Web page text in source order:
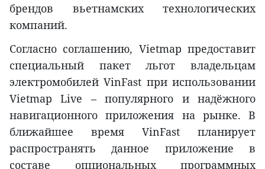
брендов вьетнамских технологических
компаний.
Согласно соглашению, Vietmap предоставит
специальный пакет льгот владельцам
электромобилей VinFast при использовании
Vietmap Live – популярного и надёжного
навигационного приложения на рынке. В
ближайшее время VinFast планирует
распространять данное приложение в
составе опциональных программных